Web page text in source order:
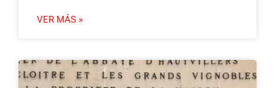
VER MÁS »